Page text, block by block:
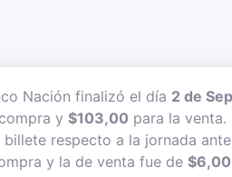
Nación finalizó el día 2 de
y $103,00 para la
billete respecto a la jornada
y la de venta fue de $6,00